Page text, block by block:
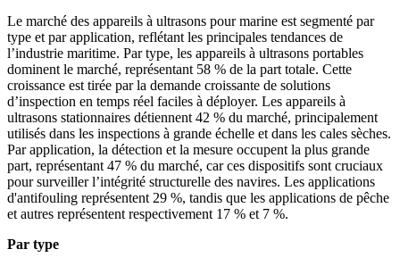
Le marché des appareils à ultrasons pour marine est segmenté par
type et par application, reflétant les principales tendances de
l’industrie maritime. Par type, les appareils à ultrasons portables
dominent le marché, représentant 58 % de la part totale. Cette
croissance est tirée par la demande croissante de solutions
d’inspection en temps réel faciles à déployer. Les appareils à
ultrasons stationnaires détiennent 42 % du marché, principalement
utilisés dans les inspections à grande échelle et dans les cales sèches.
Par application, la détection et la mesure occupent la plus grande
part, représentant 47 % du marché, car ces dispositifs sont cruciaux
pour surveiller l’intégrité structurelle des navires. Les applications
d'antifouling représentent 29 %, tandis que les applications de pêche
et autres représentent respectivement 17 % et 7 %.
Par type